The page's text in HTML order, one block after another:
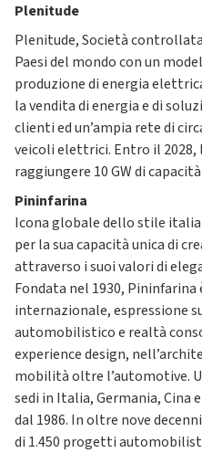
Plenitude
Plenitude, Società
Paesi del mondo con un
produzione di energia
la vendita di energia e di
clienti ed un’ampia rete di
veicoli elettrici. Entro il 2028,
raggiungere 10 GW di
Pininfarina
Icona globale dello stile
per la sua capacità unica di
attraverso i suoi valori di
Fondata nel 1930, Pininfarina
internazionale, espressione
automobilistico e realtà
experience design,
mobilità oltre l’automotive.
sedi in Italia, Germania, Cina
dal 1986. In oltre nove
di 1.450 progetti